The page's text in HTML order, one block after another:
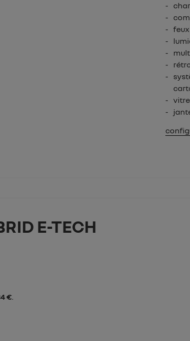
E-TECH
€.